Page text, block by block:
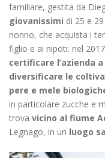
familiare, gestita da
giovanissimi di 25 e
nonno, che acquista i
figlio e ai nipoti: nel
certificare l’azienda a
diversificare le
pere e mele
in particolare zucche e
trova vicino al fiume
Legnago, in un luogo